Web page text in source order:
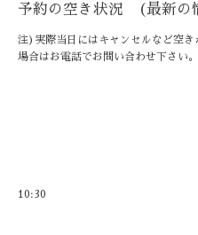
予約の空き状況 (最新の
注)実際当日にはキャンセルなど空
場合はお電話でお問い合わせ下さい。
10:30